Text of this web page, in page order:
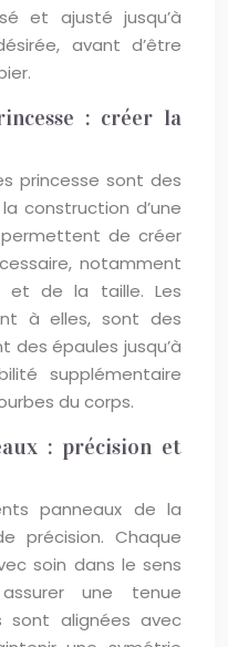
et ajusté jusqu’à
avant d’être
: créer la
princesse sont des
construction d’une
de créer
notamment
et de la taille. Les
à elles, sont des
des épaules jusqu’à
supplémentaire
du corps.
: précision et
panneaux de la
précision. Chaque
soin dans le sens
une tenue
sont alignées avec